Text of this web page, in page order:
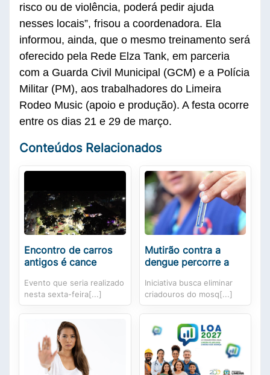
risco ou de violência, poderá pedir ajuda
nesses locais”, frisou a coordenadora. Ela
informou, ainda, que o mesmo treinamento será
oferecido pela Rede Elza Tank, em parceria
com a Guarda Civil Municipal (GCM) e a Polícia
Militar (PM), aos trabalhadores do Limeira
Rodeo Music (apoio e produção). A festa ocorre
entre os dias 21 e 29 de março.
Conteúdos Relacionados
Encontro de carros
antigos é cance
Evento que seria realizado
nesta sexta-feira[...]
Mutirão contra a
dengue percorre a
Iniciativa busca eliminar
criadouros do mosq[...]